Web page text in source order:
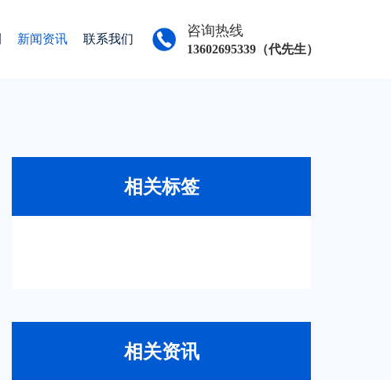
新闻资讯 联系我们
咨询热线
13602695339（代先生）
相关标签
相关资讯